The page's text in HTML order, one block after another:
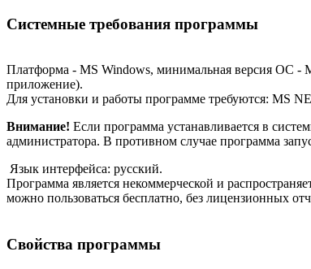
Системные требования программы
Платформа - MS Windows, минимальная версия ОС -
приложение).
Для установки и работы программе требуются: MS
Внимание! Если программа устанавливается в
администратора. В противном случае программа
Язык интерфейса: русский.
Программа является некоммерческой и
можно пользоваться бесплатно, без лицензионных
Свойства программы